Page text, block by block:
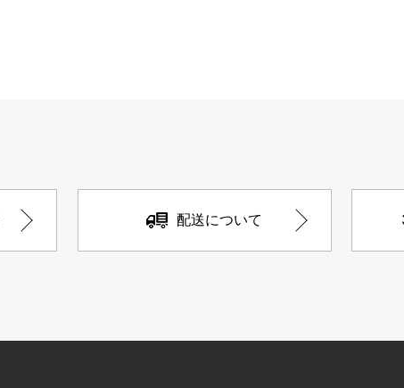
配送について